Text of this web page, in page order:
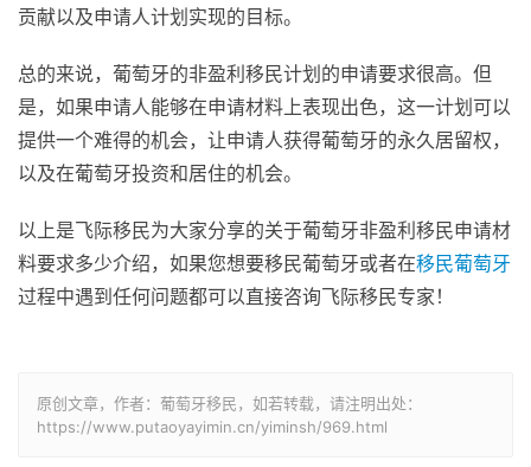
贡献以及申请人计划实现的目标。
总的来说，葡萄牙的非盈利移民计划的申请要求很高。但
是，如果申请人能够在申请材料上表现出色，这一计划可以
提供一个难得的机会，让申请人获得葡萄牙的永久居留权，
以及在葡萄牙投资和居住的机会。
以上是飞际移民为大家分享的关于葡萄牙非盈利移民申请材
料要求多少介绍，如果您想要移民葡萄牙或者在移民葡萄牙
过程中遇到任何问题都可以直接咨询飞际移民专家！
原创文章，作者：葡萄牙移民，如若转载，请注明出处：
https://www.putaoyayimin.cn/yiminsh/969.html